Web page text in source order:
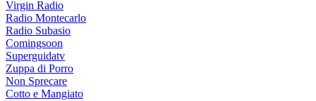
Virgin Radio
Radio Montecarlo
Radio Subasio
Comingsoon
Superguidatv
Zuppa di Porro
Non Sprecare
Cotto e Mangiato